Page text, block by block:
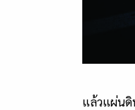
แล้วแผ่นดิ